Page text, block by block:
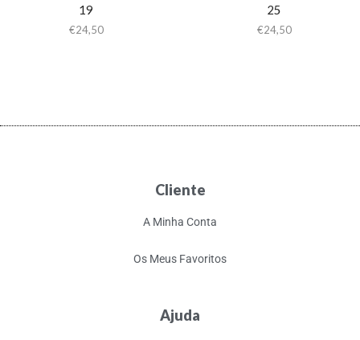
19
€24,50
25
€24,50
Cliente
A Minha Conta
Os Meus Favoritos
Ajuda